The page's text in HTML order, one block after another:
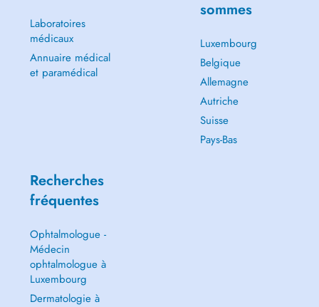
Laboratoires
médicaux
Annuaire médical
et paramédical
sommes
Luxembourg
Belgique
Allemagne
Autriche
Suisse
Pays-Bas
Recherches
fréquentes
Ophtalmologue -
Médecin
ophtalmologue à
Luxembourg
Dermatologie à